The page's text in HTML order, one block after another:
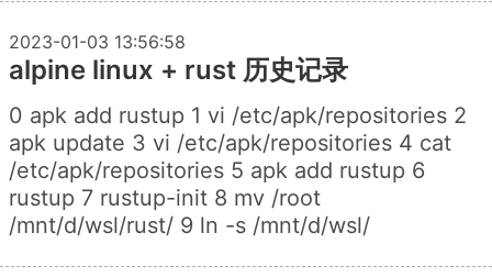
2023-01-03 13:56:58
alpine linux + rust 历史记录
0 apk add rustup 1 vi /etc/apk/repositories 2
apk update 3 vi /etc/apk/repositories 4 cat
/etc/apk/repositories 5 apk add rustup 6
rustup 7 rustup-init 8 mv /root
/mnt/d/wsl/rust/ 9 ln -s /mnt/d/wsl/